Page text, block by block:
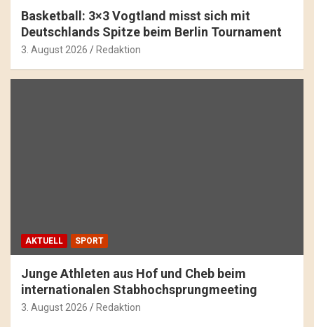
Basketball: 3×3 Vogtland misst sich mit
Deutschlands Spitze beim Berlin Tournament
3. August 2026 Redaktion
AKTUELL SPORT
Junge Athleten aus Hof und Cheb beim
internationalen Stabhochsprungmeeting
3. August 2026 Redaktion